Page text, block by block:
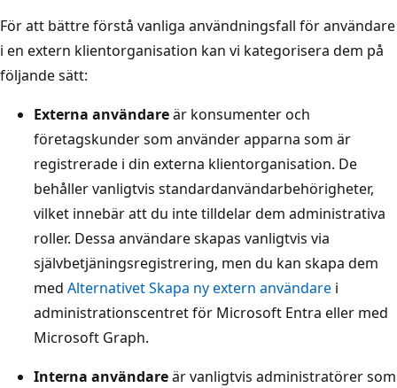
För att bättre förstå vanliga användningsfall för användare
i en extern klientorganisation kan vi kategorisera dem på
följande sätt:
Externa användareär konsumenter och
företagskunder som använder apparna som är
registrerade i din externa klientorganisation. De
behåller vanligtvis standardanvändarbehörigheter,
vilket innebär att du inte tilldelar dem administrativa
roller. Dessa användare skapas vanligtvis via
självbetjäningsregistrering, men du kan skapa dem
med Alternativet Skapa ny extern användare i
administrationscentret för Microsoft Entra eller med
Microsoft Graph.
Interna användareär vanligtvis administratörer som